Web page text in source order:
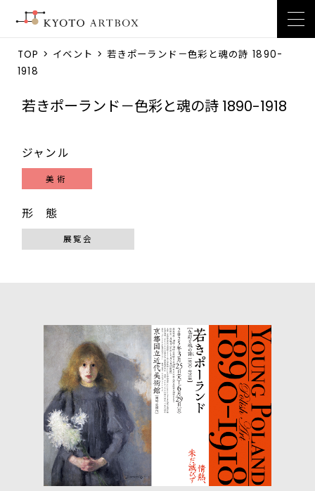
TOP > イベント > 若きポーランド－色彩と魂の詩 1890-
1918
若きポーランド－色彩と魂の詩 1890-1918
ジャンル
美術
形 態
展覧会